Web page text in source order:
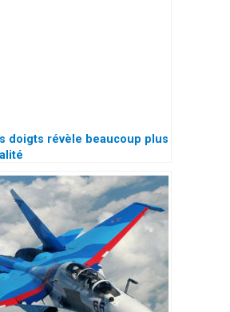
doigts révèle beaucoup plus